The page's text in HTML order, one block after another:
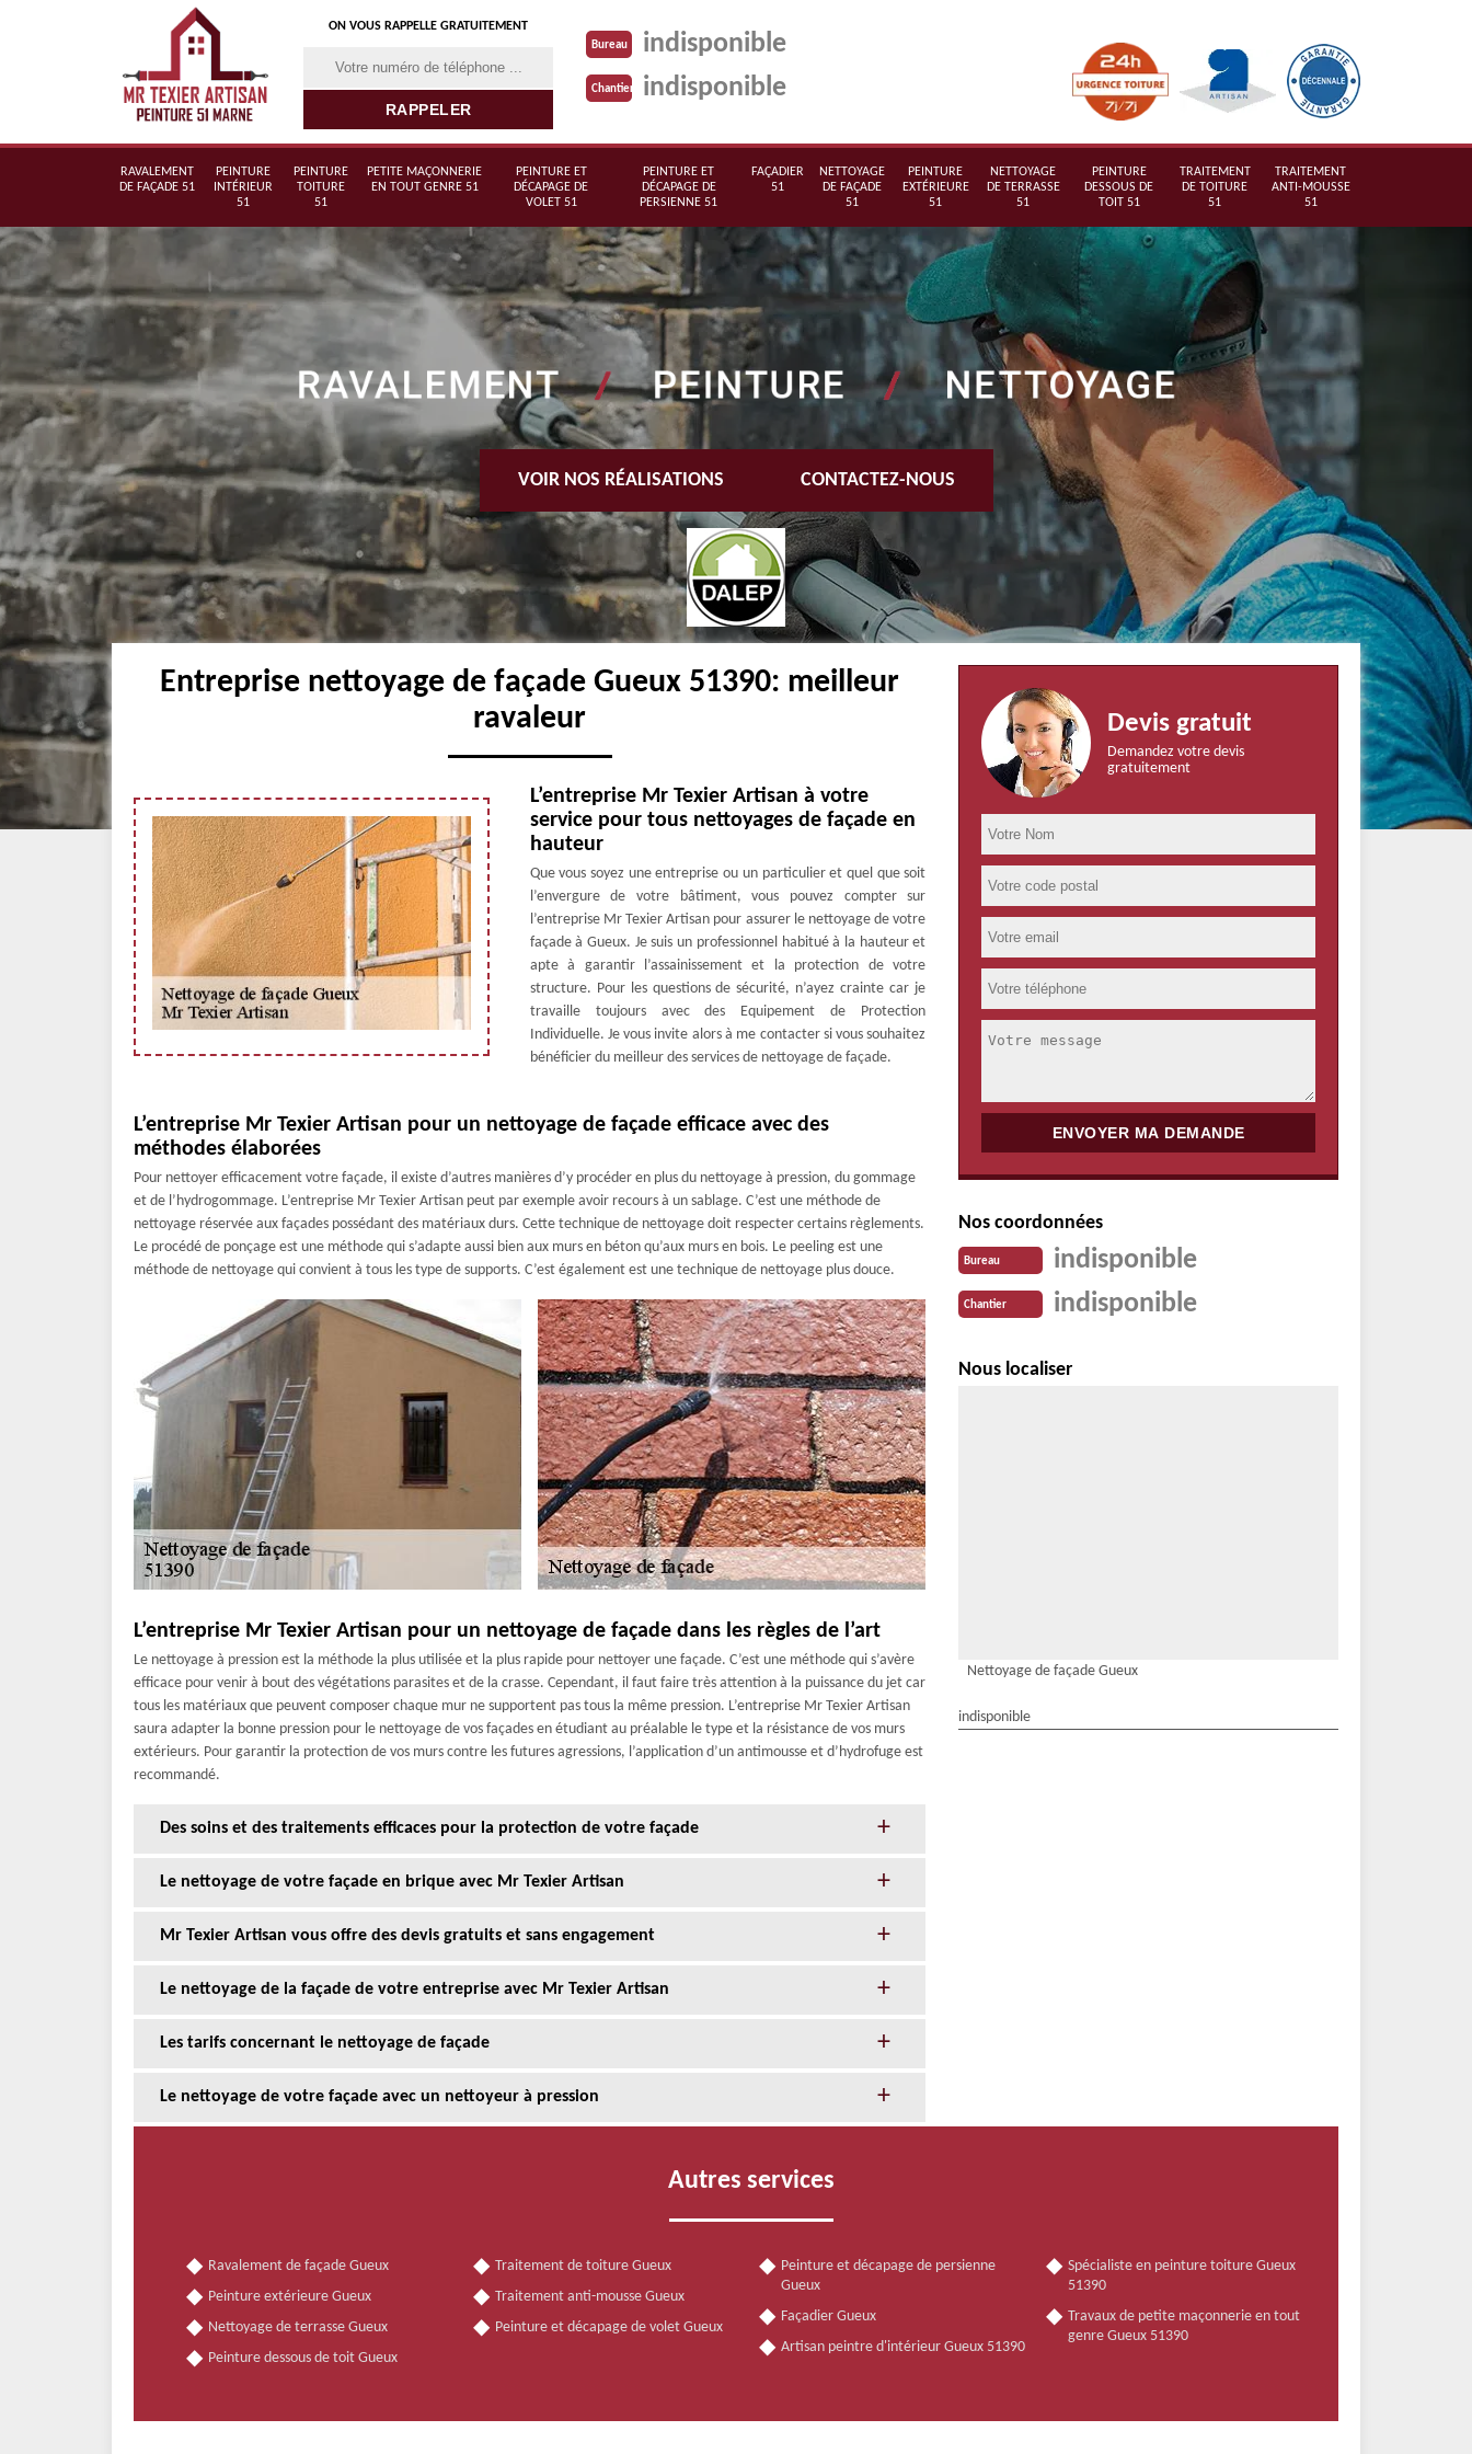
ON VOUS RAPPELLE GRATUITEMENT
Bureau indisponible
Chantier indisponible
RAVALEMENT
DE FAÇADE 51
PEINTURE
INTÉRIEUR
51
PEINTURE
TOITURE
51
PETITE MAÇONNERIE
EN TOUT GENRE 51
PEINTURE ET
DÉCAPAGE DE
VOLET 51
PEINTURE ET
DÉCAPAGE DE
PERSIENNE 51
FAÇADIER
51
NETTOYAGE
DE FAÇADE
51
PEINTURE
EXTÉRIEURE
51
NETTOYAGE
DE TERRASSE
51
PEINTURE
DESSOUS DE
TOIT 51
TRAITEMENT
DE TOITURE
51
TRAITEMENT
ANTI-MOUSSE
51
VOIR NOS RÉALISATIONS CONTACTEZ-NOUS
Entreprise nettoyage de façade Gueux 51390: meilleur
ravaleur
L’entreprise Mr Texier Artisan à votre
service pour tous nettoyages de façade en
hauteur
Que vous soyez une entreprise ou un particulier et quel que soit
l’envergure de votre bâtiment, vous pouvez compter sur
l’entreprise Mr Texier Artisan pour assurer le nettoyage de votre
façade à Gueux. Je suis un professionnel habitué à la hauteur et
apte à garantir l’assainissement et la protection de votre
structure. Pour les questions de sécurité, n’ayez crainte car je
travaille toujours avec des Equipement de Protection
Individuelle. Je vous invite alors à me contacter si vous souhaitez
bénéficier du meilleur des services de nettoyage de façade.
L’entreprise Mr Texier Artisan pour un nettoyage de façade efficace avec des
méthodes élaborées
Pour nettoyer efficacement votre façade, il existe d’autres manières d’y procéder en plus du nettoyage à pression, du gommage
et de l’hydrogommage. L’entreprise Mr Texier Artisan peut par exemple avoir recours à un sablage. C’est une méthode de
nettoyage réservée aux façades possédant des matériaux durs. Cette technique de nettoyage doit respecter certains règlements.
Le procédé de ponçage est une méthode qui s’adapte aussi bien aux murs en béton qu’aux murs en bois. Le peeling est une
méthode de nettoyage qui convient à tous les type de supports. C’est également est une technique de nettoyage plus douce.
L’entreprise Mr Texier Artisan pour un nettoyage de façade dans les règles de l’art
Le nettoyage à pression est la méthode la plus utilisée et la plus rapide pour nettoyer une façade. C’est une méthode qui s’avère
efficace pour venir à bout des végétations parasites et de la crasse. Cependant, il faut faire très attention à la puissance du jet car
tous les matériaux que peuvent composer chaque mur ne supportent pas tous la même pression. L’entreprise Mr Texier Artisan
saura adapter la bonne pression pour le nettoyage de vos façades en étudiant au préalable le type et la résistance de vos murs
extérieurs. Pour garantir la protection de vos murs contre les futures agressions, l’application d’un antimousse et d’hydrofuge est
recommandé.
Des soins et des traitements efficaces pour la protection de votre façade
Le nettoyage de votre façade en brique avec Mr Texier Artisan
Mr Texier Artisan vous offre des devis gratuits et sans engagement
Le nettoyage de la façade de votre entreprise avec Mr Texier Artisan
Les tarifs concernant le nettoyage de façade
Le nettoyage de votre façade avec un nettoyeur à pression
Devis gratuit
Demandez votre devis
gratuitement
Nos coordonnées
Bureau indisponible
Chantier indisponible
Nous localiser
Nettoyage de façade Gueux
indisponible
Autres services
Ravalement de façade Gueux
Peinture extérieure Gueux
Nettoyage de terrasse Gueux
Peinture dessous de toit Gueux
Traitement de toiture Gueux
Traitement anti-mousse Gueux
Peinture et décapage de volet Gueux
Peinture et décapage de persienne
Gueux
Façadier Gueux
Artisan peintre d'intérieur Gueux 51390
Spécialiste en peinture toiture Gueux
51390
Travaux de petite maçonnerie en tout
genre Gueux 51390